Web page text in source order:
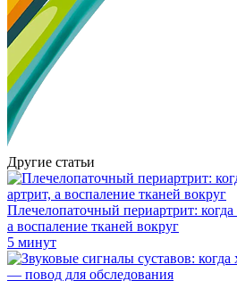
Другие статьи
Плечелопаточный периартрит: когда
а воспаление тканей вокруг
5 минут